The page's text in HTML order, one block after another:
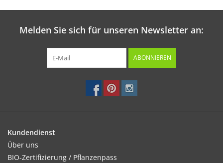
Melden Sie sich für unseren Newsletter an:
ABONNIEREN
Kundendienst
Über uns
BIO-Zertifizierung / Pflanzenpass